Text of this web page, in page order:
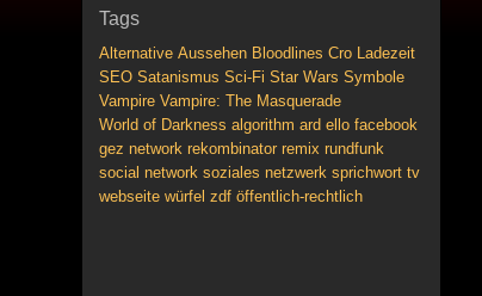
Tags
Alternative Aussehen Bloodlines Cro Ladezeit
SEO Satanismus Sci-Fi Star Wars Symbole
Vampire Vampire: The Masquerade
World of Darkness algorithm ard ello facebook
gez network rekombinator remix rundfunk
social network soziales netzwerk sprichwort tv
webseite würfel zdf öffentlich-rechtlich